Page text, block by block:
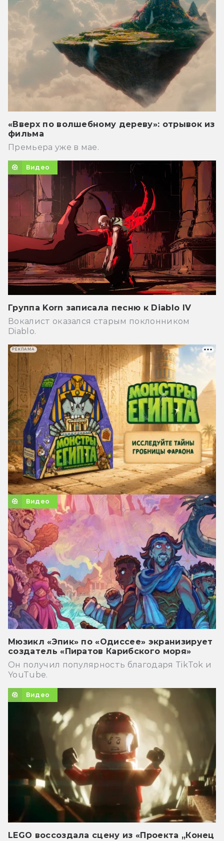
«Вверх по волшебному дереву»: отрывок из
фильма
Премьера уже в мае.
Видео
Группа Korn записала песню к Diablo IV
Вокалист оказался старым поклонником
Diablo.
Видео
Мюзикл «Эпик» по «Одиссее» экранизирует
создатель «Пиратов Карибского моря»
Он получил популярность благодаря TikTok и
YouTube.
Видео
LEGO воссоздала сцену из «Проекта „Конец
РЕКЛАМА